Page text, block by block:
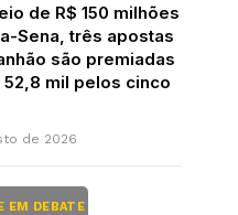
de R$ 150 milhões
Sena, três apostas
são premiadas
52,8 mil pelos cinco
de 2026
EM DEBATE